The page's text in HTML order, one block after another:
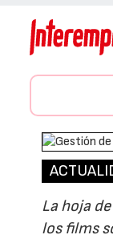
La hoja
los films